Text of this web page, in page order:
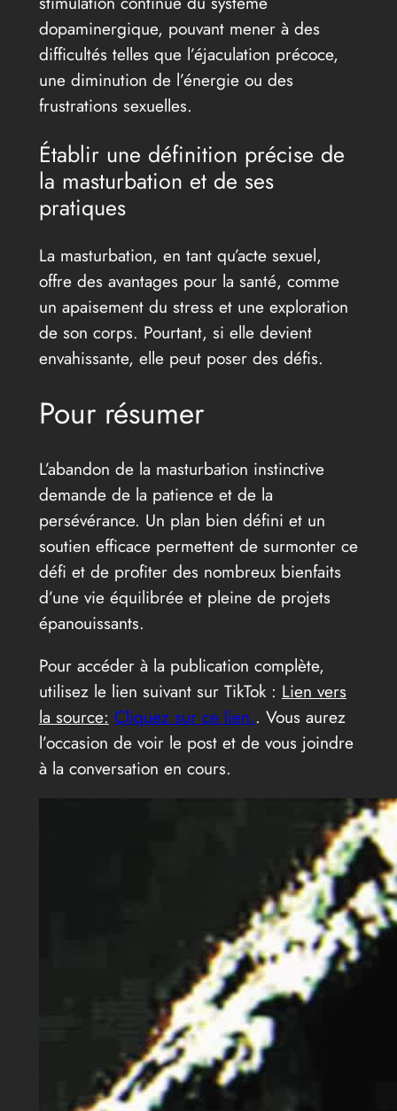
dopaminergique, pouvant mener à des
difficultés telles que l’éjaculation précoce,
une diminution de l’énergie ou des
frustrations sexuelles.
Établir une définition précise de
la masturbation et de ses
pratiques
La masturbation, en tant qu’acte sexuel,
offre des avantages pour la santé, comme
un apaisement du stress et une exploration
de son corps. Pourtant, si elle devient
envahissante, elle peut poser des défis.
Pour résumer
L’abandon de la masturbation instinctive
demande de la patience et de la
persévérance. Un plan bien défini et un
soutien efficace permettent de surmonter ce
défi et de profiter des nombreux bienfaits
d’une vie équilibrée et pleine de projets
épanouissants.
Pour accéder à la publication complète,
utilisez le lien suivant sur TikTok : Lien vers
la source: Cliquez sur ce lien.. Vous aurez
l’occasion de voir le post et de vous joindre
à la conversation en cours.